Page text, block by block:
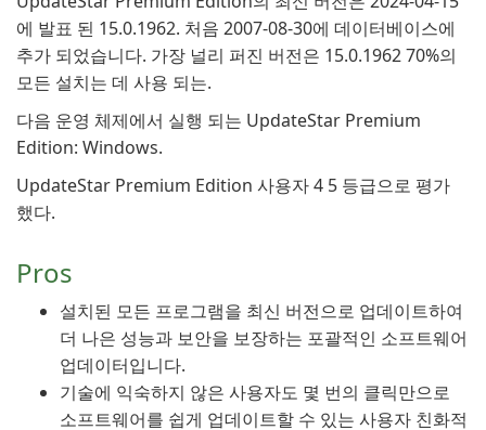
에 발표 된 15.0.1962. 처음 2007-08-30에 데이터베이스에
추가 되었습니다. 가장 널리 퍼진 버전은 15.0.1962 70%의
모든 설치는 데 사용 되는.
다음 운영 체제에서 실행 되는 UpdateStar Premium
Edition: Windows.
UpdateStar Premium Edition 사용자 4 5 등급으로 평가
했다.
Pros
설치된 모든 프로그램을 최신 버전으로 업데이트하여
더 나은 성능과 보안을 보장하는 포괄적인 소프트웨어
업데이터입니다.
기술에 익숙하지 않은 사용자도 몇 번의 클릭만으로
소프트웨어를 쉽게 업데이트할 수 있는 사용자 친화적